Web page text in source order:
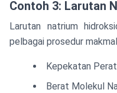
Contoh 3: Larutan
Larutan natrium
pelbagai prosedur
Kepekatan
Berat Molekul